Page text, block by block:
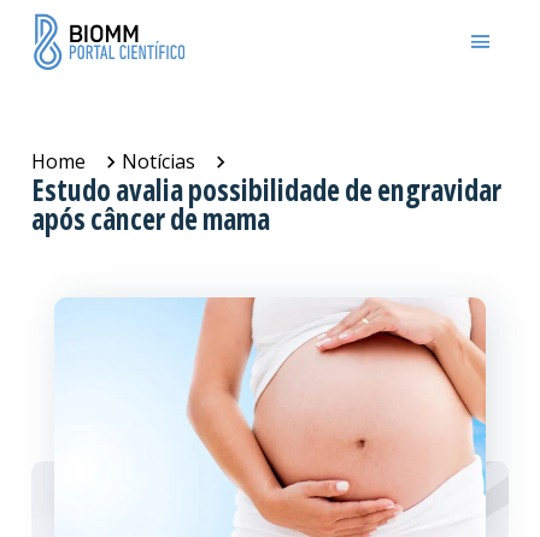
Home Notícias
Estudo avalia possibilidade de engravidar
após câncer de mama